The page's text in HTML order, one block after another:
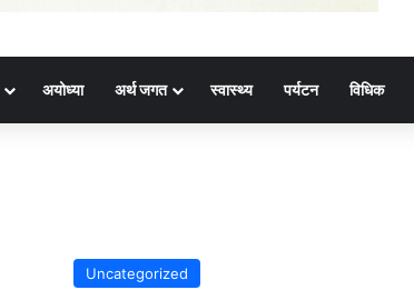
अयोध्या अर्थ जगत स्वास्थ्य पर्यटन विधिक
Uncategorized